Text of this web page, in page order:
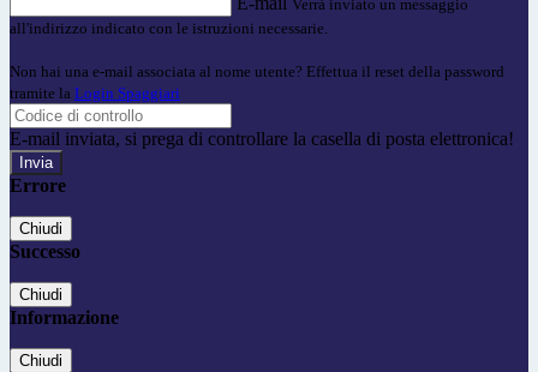
Verrà inviato un messaggio
all'indirizzo indicato con le istruzioni necessarie.
Non hai una e-mail associata al nome utente? Effettua il reset della password
tramite la Login Spaggiari
E-mail inviata, si prega di controllare la casella di posta elettronica!
Errore
Chiudi
Successo
Chiudi
Informazione
Chiudi